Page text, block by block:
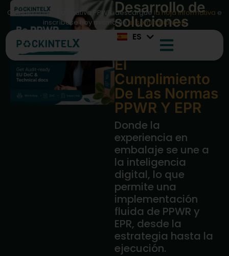
Cumpla con la normativa PPWR: descargue la hoja informativa e
inscríbase hoy mismo enel seminario web
ES
ZH
JA
PL
Desarrollo de
soluciones
Inteligentes
Digitales
El
Cumplimiento
De Las Normas
PPWR Y EPR
Donde la
experiencia en
embalaje se une a
la inteligencia
digital, lo que
permite una
implementación
fluida de PPWR y
EPR, desde la
estrategia hasta la
ejecución.